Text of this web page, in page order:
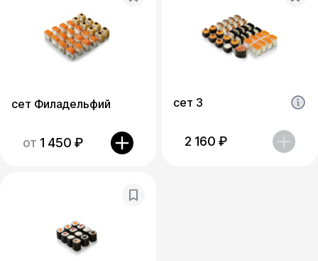
сет Филадельфий
от 1 450 ₽
сет 3
2 160 ₽